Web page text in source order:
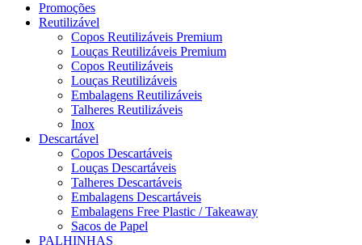
Promoções
Reutilizável
Copos Reutilizáveis Premium
Louças Reutilizáveis Premium
Copos Reutilizáveis
Louças Reutilizáveis
Embalagens Reutilizáveis
Talheres Reutilizáveis
Inox
Descartável
Copos Descartáveis
Louças Descartáveis
Talheres Descartáveis
Embalagens Descartáveis
Embalagens Free Plastic / Takeaway
Sacos de Papel
PALHINHAS